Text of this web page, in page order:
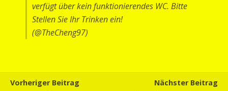
verfügt über kein funktionierendes WC. Bitte
Stellen Sie Ihr Trinken ein!
(@TheCheng97)
Vorheriger Beitrag
Nächster Beitrag